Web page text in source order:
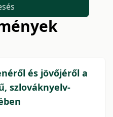
és jövőjéről a
szlováknyelv-